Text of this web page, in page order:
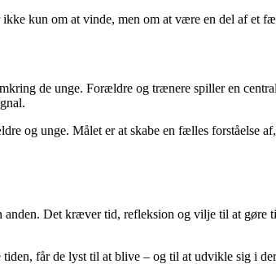
kun om at vinde, men om at være en del af et
de unge. Forældre og trænere spiller en
og unge. Målet er at skabe en fælles forståelse
Det kræver tid, refleksion og vilje til at gøre
får de lyst til at blive – og til at udvikle sig i